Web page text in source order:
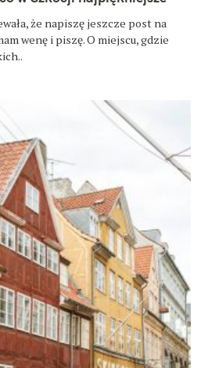
że napiszę jeszcze post na
wenę i piszę. O miejscu, gdzie